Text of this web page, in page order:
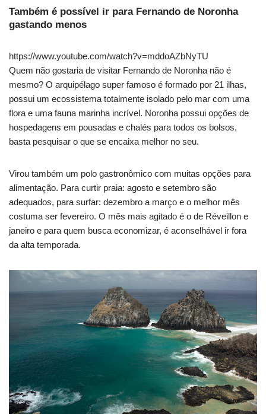
Também é possível ir para Fernando de Noronha
gastando menos
https://www.youtube.com/watch?v=mddoAZbNyTU
Quem não gostaria de visitar Fernando de Noronha não é
mesmo? O arquipélago super famoso é formado por 21 ilhas,
possui um ecossistema totalmente isolado pelo mar com uma
flora e uma fauna marinha incrível. Noronha possui opções de
hospedagens em pousadas e chalés para todos os bolsos,
basta pesquisar o que se encaixa melhor no seu.
Virou também um polo gastronômico com muitas opções para
alimentação. Para curtir praia: agosto e setembro são
adequados, para surfar: dezembro a março e o melhor mês
costuma ser fevereiro. O mês mais agitado é o de Réveillon e
janeiro e para quem busca economizar, é aconselhável ir fora
da alta temporada.